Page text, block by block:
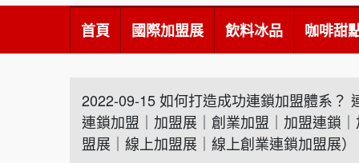
首頁 國際加盟展 飲料冰品 咖啡甜
2022-09-15 如何打造成功連鎖加盟體系？
連鎖加盟｜加盟展｜創業加盟｜加盟連鎖
盟展｜線上加盟展｜線上創業連鎖加盟展）